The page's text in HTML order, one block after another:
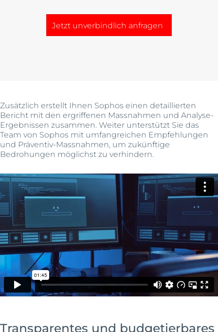
Jetzt unverbindlich anfragen
Zusätzlich erstellt Ihnen Sophos einen detaillierten
Bericht mit den ergriffenen Massnahmen und Analyse-
Ergebnissen zusammen. Weiter unterstützt Sie das
Team von Sophos mit umfangreichen Empfehlungen
und Präventiv-Massnahmen, um zukünftige
Bedrohungen möglichst zu verhindern.
Transparentes und budgetierbares